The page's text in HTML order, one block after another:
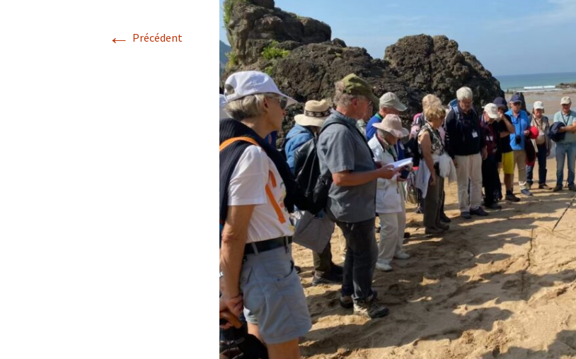
Conférences Conférences…
Galerie de photos
Diaporamas
Galerie de vidéos
Cartes – schémas –
Echelles des temps
Carnets de voyages
Analyse de livres, revues,
…
← Précédent